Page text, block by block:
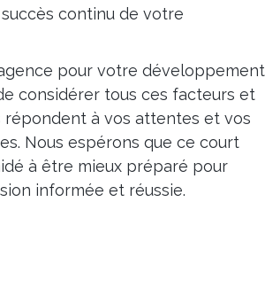
continu de votre
pour votre développement
considérer tous ces facteurs et
répondent à vos attentes et vos
Nous espérons que ce court
à être mieux préparé pour
informée et réussie.